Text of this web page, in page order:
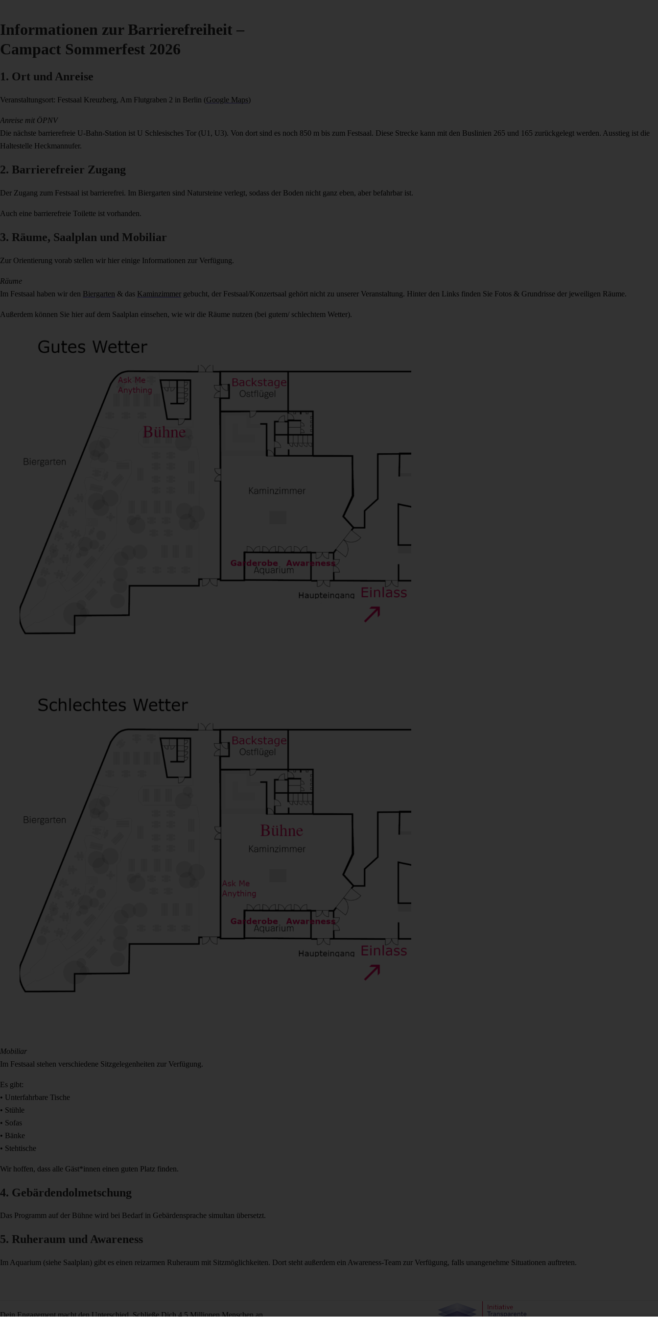
Informationen zur Barrierefreiheit –
Campact Sommerfest 2026
1. Ort und Anreise
Veranstaltungsort: Festsaal Kreuzberg, Am Flutgraben 2 in Berlin (Google Maps)
Anreise mit ÖPNV
Die nächste barrierefreie U-Bahn-Station ist U Schlesisches Tor (U1, U3). Von dort sind es noch 850 m bis zum Festsaal. Diese Strecke kann mit den Buslinien 265 und 165 zurückgelegt werden. Ausstieg ist die
Haltestelle Heckmannufer.
2. Barrierefreier Zugang
Der Zugang zum Festsaal ist barrierefrei. Im Biergarten sind Natursteine verlegt, sodass der Boden nicht ganz eben, aber befahrbar ist.
Auch eine barrierefreie Toilette ist vorhanden.
3. Räume, Saalplan und Mobiliar
Zur Orientierung vorab stellen wir hier einige Informationen zur Verfügung.
Räume
Im Festsaal haben wir den Biergarten & das Kaminzimmer gebucht, der Festsaal/Konzertsaal gehört nicht zu unserer Veranstaltung. Hinter den Links finden Sie Fotos & Grundrisse der jeweiligen Räume.
Außerdem können Sie hier auf dem Saalplan einsehen, wie wir die Räume nutzen (bei gutem/ schlechtem Wetter).
Mobiliar
Im Festsaal stehen verschiedene Sitzgelegenheiten zur Verfügung.
Es gibt:
• Unterfahrbare Tische
• Stühle
• Sofas
• Bänke
• Stehtische
Wir hoffen, dass alle Gäst*innen einen guten Platz finden.
4. Gebärdendolmetschung
Das Programm auf der Bühne wird bei Bedarf in Gebärdensprache simultan übersetzt.
5. Ruheraum und Awareness
Im Aquarium (siehe Saalplan) gibt es einen reizarmen Ruheraum mit Sitzmöglichkeiten. Dort steht außerdem ein Awareness-Team zur Verfügung, falls unangenehme Situationen auftreten.
Dein Engagement macht den Unterschied. Schließe Dich 4,5 Millionen Menschen an.